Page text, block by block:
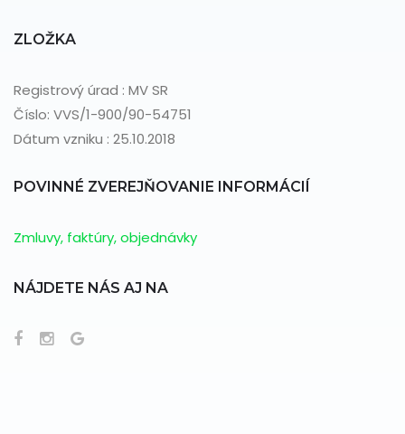
ZLOŽKA
Registrový úrad : MV SR
Číslo: VVS/1-900/90-54751
Dátum vzniku : 25.10.2018
POVINNÉ ZVEREJŇOVANIE INFORMÁCIÍ
Zmluvy, faktúry, objednávky
NÁJDETE NÁS AJ NA